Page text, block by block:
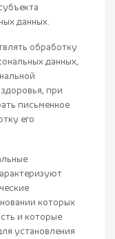
данных.
обработку
данных,
при
письменное
его
которых
и которые
установления